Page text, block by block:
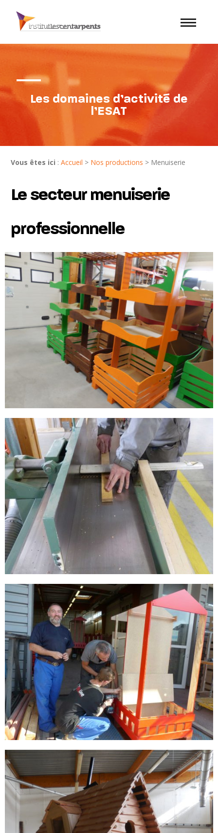
Les domaines d’activité de
l’ESAT
Vous êtes ici :Accueil > Nos productions > Menuiserie
Le secteur menuiserie
professionnelle